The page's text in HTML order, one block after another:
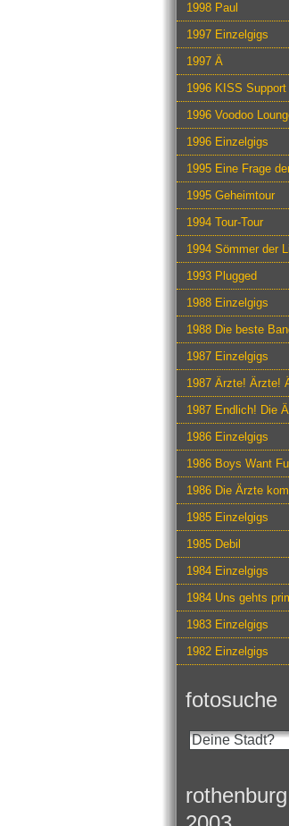
1998 Paul
1997 Einzelgigs
1997 Ä
1996 KISS Support
1996 Voodoo
1996 Einzelgigs
1995 Eine Frage
1995 Geheimtour
1994 Tour-Tour
1994 Sömmer der
1993 Plugged
1988 Einzelgigs
1988 Die beste
1987 Einzelgigs
1987 Ärzte! Ärzte!
1987 Endlich! Die
1986 Einzelgigs
1986 Boys Want
1986 Die Ärzte
1985 Einzelgigs
1985 Debil
1984 Einzelgigs
1984 Uns gehts
1983 Einzelgigs
1982 Einzelgigs
fotosuche